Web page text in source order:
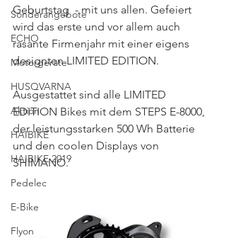
Sonderangebote
ECHO
Motorgeräte
HUSQVARNA
Aktion
HAIBIKE
HAIBIKE 2019
Pedelec
E-Bike
Flyon
Geburtstag  - mit uns allen. Gefeiert
wird das erste und vor allem auch
rasante Firmenjahr mit einer eigens
designten LIMITED EDITION.
Ausgestattet sind alle LIMITED
EDITION Bikes mit dem STEPS E-8000,
der leistungsstarken 500 Wh Batterie
und den coolen Displays von
SHIMANO.